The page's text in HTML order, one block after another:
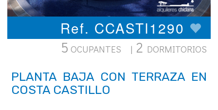
Ref. CCASTI1290
5 OCUPANTES | 2 DORMITORIOS
PLANTA BAJA CON TERRAZA EN
COSTA CASTILLO